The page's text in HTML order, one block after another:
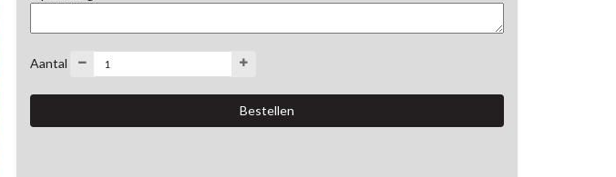
Aantal